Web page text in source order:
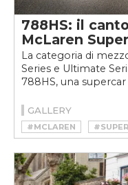
788HS: il
McLaren
La categoria di
Series e Ultimate
788HS, una supercar
GALLERY
#MCLAREN